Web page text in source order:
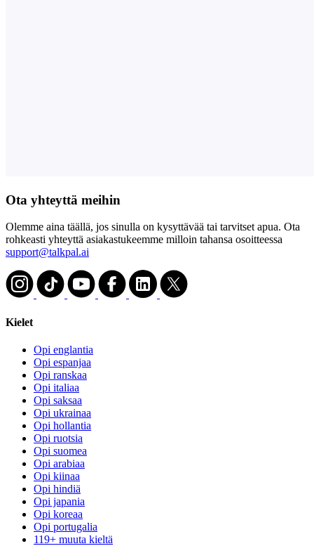
Ota yhteyttä meihin
Olemme aina täällä, jos sinulla on kysyttävää tai tarvitset apua. Ota
rohkeasti yhteyttä asiakastukeemme milloin tahansa osoitteessa
support@talkpal.ai
Kielet
Opi englantia
Opi espanjaa
Opi ranskaa
Opi italiaa
Opi saksaa
Opi ukrainaa
Opi hollantia
Opi ruotsia
Opi suomea
Opi arabiaa
Opi kiinaa
Opi hindiä
Opi japania
Opi koreaa
Opi portugalia
119+ muuta kieltä